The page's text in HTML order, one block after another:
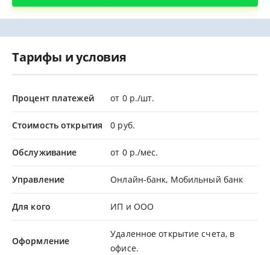
Тарифы и условия
Процент платежей от 0 р./шт.
Стоимость открытия 0 руб.
Обслуживание от 0 р./мес.
Управление Онлайн-банк, Мобильный банк
Для кого ИП и ООО
Оформление
Удаленное открытие счета, в
офисе.